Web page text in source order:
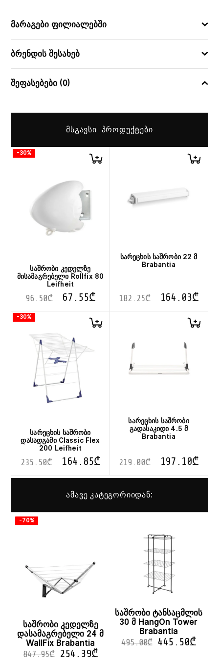
მარაგები ფილიალებში
ბრენდის შესახებ
შეფასებები (0)
ᲛᲡᲒᲐᲕᲡᲘ ᲞᲠᲝᲓᲣᲥᲢᲔᲑᲘ
-30%
საშრობი კედელზე
მისამაგრებელი Rollfix 80
Leifheit
96.50₾ 67.55₾
სარეცხის საშრობი 22 მ
Brabantia
182.25₾ 164.03₾
-30%
სარეცხის საშრობი
დასადგამი Classic Flex
200 Leifheit
235.50₾ 164.85₾
სარეცხის საშრობი
გადასაკიდი 4.5 მ
Brabantia
219.00₾ 197.10₾
ამავე კატეგორიიდან:
-70%
საშრობი კედელზე
დასამაგრებელი 24 მ
WallFix Brabantia
847.95₾ 254.39₾
საშრობი ტანსაცმლის
30 მ HangOn Tower
Brabantia
495.00₾ 445.50₾